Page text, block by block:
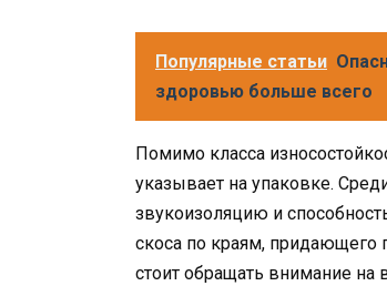
Популярные статьи
здоровью больше всего
Помимо класса
указывает на упаковке.
звукоизоляцию и
скоса по краям, придающего
стоит обращать внимание на